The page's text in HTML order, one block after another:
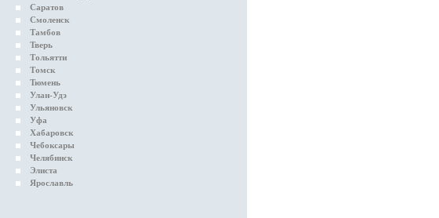
Саратов
Смоленск
Тамбов
Тверь
Тольятти
Томск
Тюмень
Улан-Удэ
Ульяновск
Уфа
Хабаровск
Чебоксары
Челябинск
Элиста
Ярославль